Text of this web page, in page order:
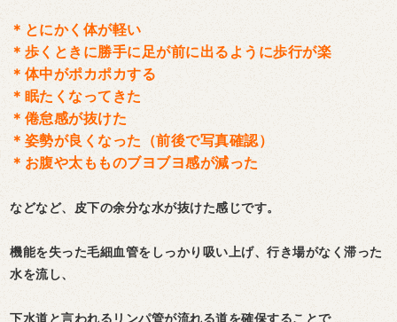
＊とにかく体が軽い
＊歩くときに勝手に足が前に出るように歩行が楽
＊体中がポカポカする
＊眠たくなってきた
＊倦怠感が抜けた
＊姿勢が良くなった（前後で写真確認）
＊お腹や太もものブヨブヨ感が減った
などなど、皮下の余分な水が抜けた感じです。
機能を失った毛細血管をしっかり吸い上げ、行き場がなく滞った
水を流し、
下水道と言われるリンパ管が流れる道を確保することで